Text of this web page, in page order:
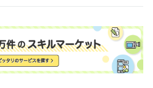
年Google サイト:13年
Google ドキュメント:5年
郎:0年弥生会計:0年
Console:1年
タグマネージャー:0年